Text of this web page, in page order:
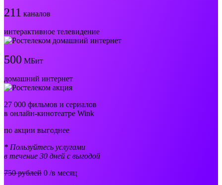
211 каналов
интерактивное телевидение
500 МБит
домашний интернет
27 000 фильмов и сериалов
в онлайн-кинотеатре Wink
по акции выгоднее
* Пользуйтесь услугами
в течение 30 дней с выгодой
750 рублей 0 /в месяц